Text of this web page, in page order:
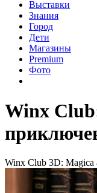
Выставки
Знания
Город
Дети
Магазины
Premium
Фото
Winx
Winx Club 3D: Magica